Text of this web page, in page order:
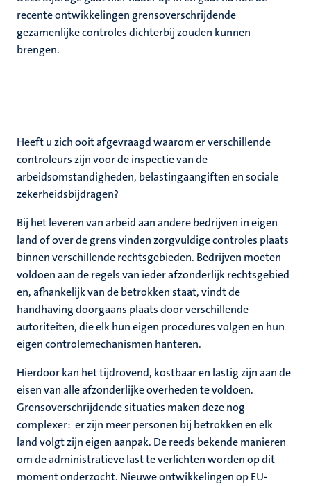
recente ontwikkelingen grensoverschrijdende
gezamenlijke controles dichterbij zouden kunnen
brengen.
Heeft u zich ooit afgevraagd waarom er verschillende
controleurs zijn voor de inspectie van de
arbeidsomstandigheden, belastingaangiften en sociale
zekerheidsbijdragen?
Bij het leveren van arbeid aan andere bedrijven in eigen
land of over de grens vinden zorgvuldige controles plaats
binnen verschillende rechtsgebieden. Bedrijven moeten
voldoen aan de regels van ieder afzonderlijk rechtsgebied
en, afhankelijk van de betrokken staat, vindt de
handhaving doorgaans plaats door verschillende
autoriteiten, die elk hun eigen procedures volgen en hun
eigen controlemechanismen hanteren.
Hierdoor kan het tijdrovend, kostbaar en lastig zijn aan de
eisen van alle afzonderlijke overheden te voldoen.
Grensoverschrijdende situaties maken deze nog
complexer: er zijn meer personen bij betrokken en elk
land volgt zijn eigen aanpak. De reeds bekende manieren
om de administratieve last te verlichten worden op dit
moment onderzocht. Nieuwe ontwikkelingen op EU-